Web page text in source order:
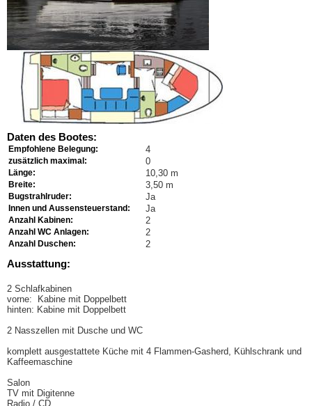
Daten des Bootes:
Empfohlene Belegung: 4
zusätzlich maximal: 0
Länge: 10,30 m
Breite: 3,50 m
Bugstrahlruder: Ja
Innen und Aussensteuerstand: Ja
Anzahl Kabinen: 2
Anzahl WC Anlagen: 2
Anzahl Duschen: 2
Ausstattung:
2 Schlafkabinen
vorne: Kabine mit Doppelbett
hinten: Kabine mit Doppelbett
2 Nasszellen mit Dusche und WC
komplett ausgestattete Küche mit 4 Flammen-Gasherd, Kühlschrank und
Kaffeemaschine
Salon
TV mit Digitenne
Radio / CD